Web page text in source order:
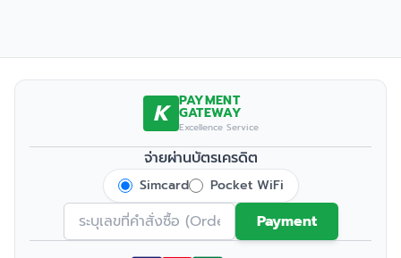
K PAYMENT
GATEWAY
Excellence Service
จ่ายผ่านบัตรเครดิต
Simcard Pocket WiFi
Payment